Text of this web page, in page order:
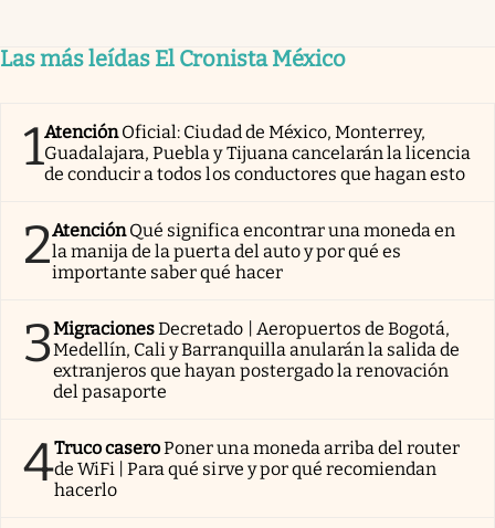
Las más leídas El Cronista México
1AtenciónOficial: Ciudad de México, Monterrey,
Guadalajara, Puebla y Tijuana cancelarán la licencia
de conducir a todos los conductores que hagan esto
2AtenciónQué significa encontrar una moneda en
la manija de la puerta del auto y por qué es
importante saber qué hacer
3MigracionesDecretado | Aeropuertos de Bogotá,
Medellín, Cali y Barranquilla anularán la salida de
extranjeros que hayan postergado la renovación
del pasaporte
4Truco caseroPoner una moneda arriba del router
de WiFi | Para qué sirve y por qué recomiendan
hacerlo